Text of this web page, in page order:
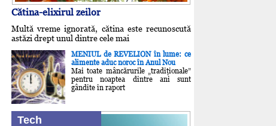
Cătina-elixirul zeilor
Multă vreme ignorată, cătina este recunoscută
astăzi drept unul dintre cele mai
MENIUL de REVELION în lume: ce
alimente aduc noroc în Anul Nou
Mai toate mâncărurile „tradiţionale”
pentru noaptea dintre ani sunt
gândite în raport
Tech